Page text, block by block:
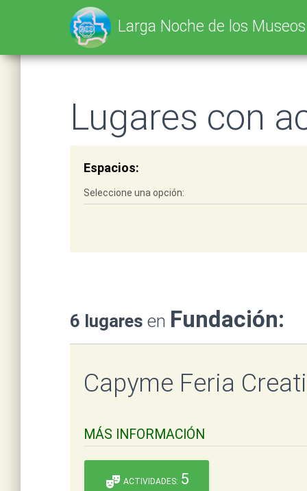
SELECT * FROM tbl_lnm_scz_l25 WHERE cpoFyhValL25 IS NOT NULL
Larga Noche de los
Lugares con
Espacios:
6 lugares en Fundación:
Capyme Feria
MÁS INFORMACIÓN
theater_comedy ACTIVIDADES: 5